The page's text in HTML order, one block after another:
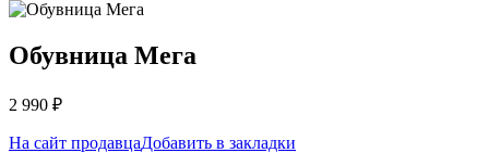
Обувница Мега
2 990 ₽
На сайт продавцаДобавить в закладки